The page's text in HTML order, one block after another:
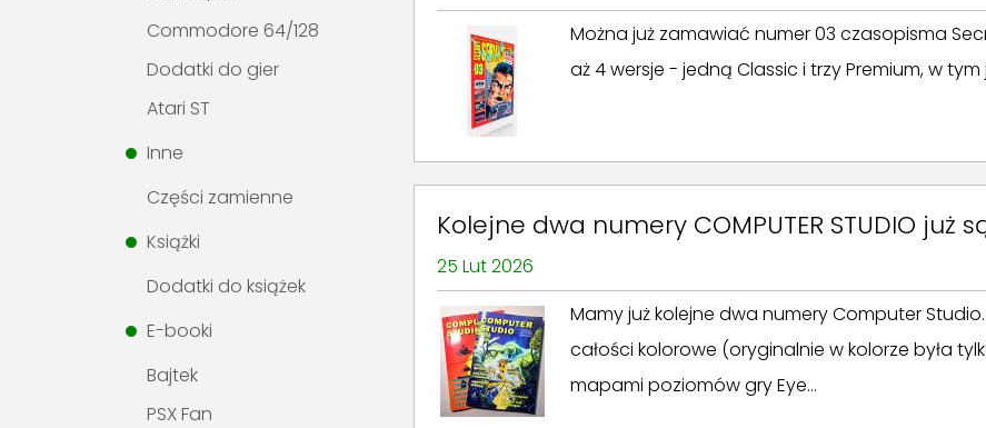
Commodore 64/128
Dodatki do gier
Atari ST
Inne
Części zamienne
Książki
Dodatki do książek
E-booki
Bajtek
PSX Fan
Można już zamawiać numer 03 czasopisma
aż 4 wersje - jedną Classic i trzy Premium, w
Kolejne dwa numery COMPUTER STUDIO już
25 Lut 2026
Mamy już kolejne dwa numery Computer
całości kolorowe (oryginalnie w kolorze była
mapami poziomów gry Eye...